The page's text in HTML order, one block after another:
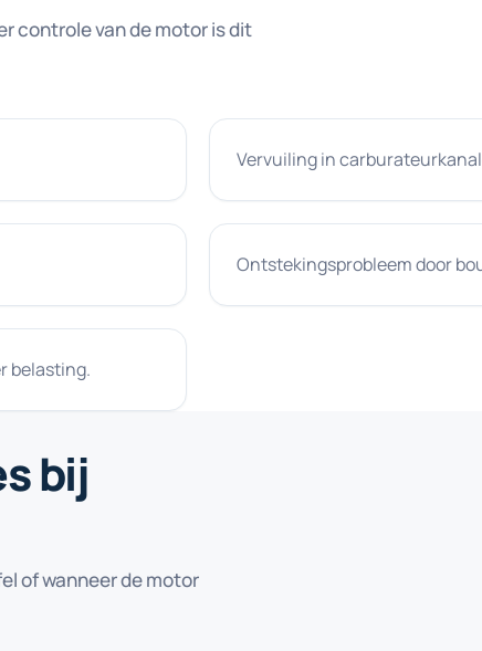
controle van de motor is dit
Vervuiling in
Ontstekingsprobleem door
belasting.
bij
of wanneer de motor